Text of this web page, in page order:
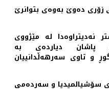
زۆری ده‌وێ به‌وه‌ی بتوانرێ
نه‌دیتراوه‌دا له‌ مێژووی
پاشان دیارده‌ی به‌
و تاوی سه‌رهه‌ڵدانییان
سۆشیالمیدیا و سه‌رده‌می